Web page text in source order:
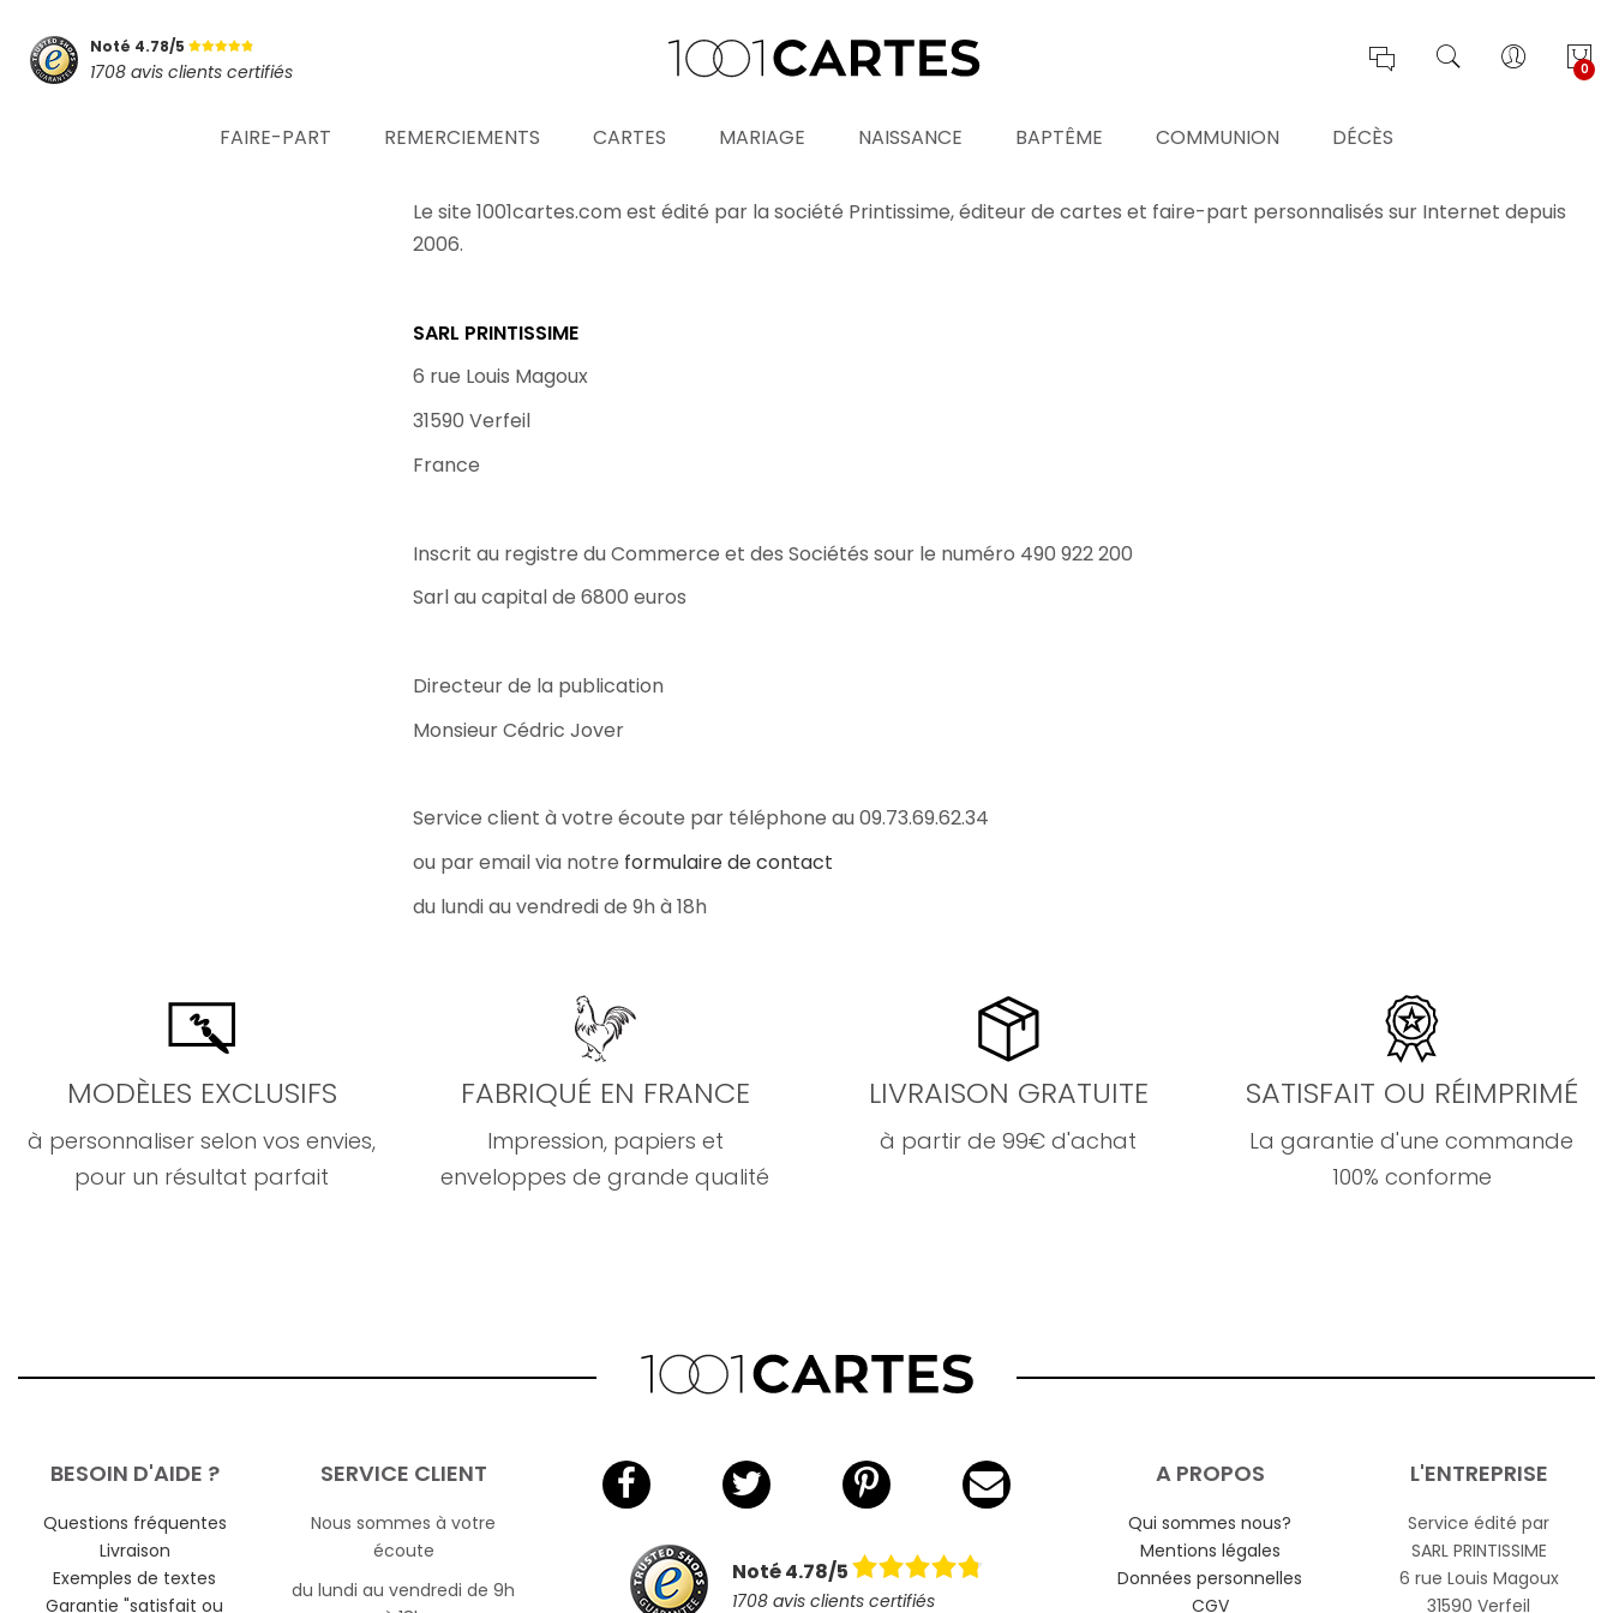
Noté 4.78/5
1708 avis clients certifiés 0
FAIRE-PART REMERCIEMENTS CARTES MARIAGE NAISSANCE BAPTÊME COMMUNION DÉCÈS
Mot de passe oublié ?
Mentions légales
Le site 1001cartes.com est édité par la société Printissime, éditeur de cartes et faire-part personnalisés sur Internet depuis
2006.
SARL PRINTISSIME
6 rue Louis Magoux
31590 Verfeil
France
Inscrit au registre du Commerce et des Sociétés sour le numéro 490 922 200
Sarl au capital de 6800 euros
Directeur de la publication
Monsieur Cédric Jover
Service client à votre écoute par téléphone au 09.73.69.62.34
ou par email via notre formulaire de contact
du lundi au vendredi de 9h à 18h
MODÈLES EXCLUSIFS
à personnaliser selon vos envies,
pour un résultat parfait
FABRIQUÉ EN FRANCE
Impression, papiers et
enveloppes de grande qualité
LIVRAISON GRATUITE
à partir de 99€ d'achat
SATISFAIT OU RÉIMPRIMÉ
La garantie d'une commande
100% conforme
BESOIN D'AIDE ?
Questions fréquentes
Livraison
Exemples de textes
Garantie "satisfait ou
SERVICE CLIENT
Nous sommes à votre
écoute
du lundi au vendredi de 9h
Noté 4.78/5
1708 avis clients certifiés
A PROPOS
Qui sommes nous?
Mentions légales
Données personnelles
CGV
L'ENTREPRISE
Service édité par
SARL PRINTISSIME
6 rue Louis Magoux
31590 Verfeil